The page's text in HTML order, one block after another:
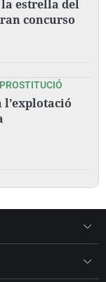
la estrella del
concurso